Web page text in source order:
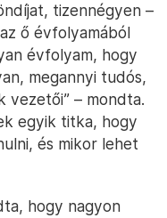
tizennégyen –
ő évfolyamából
évfolyam, hogy
megannyi tudós,
vezetői” – mondta.
egyik titka, hogy
és mikor lehet
hogy nagyon